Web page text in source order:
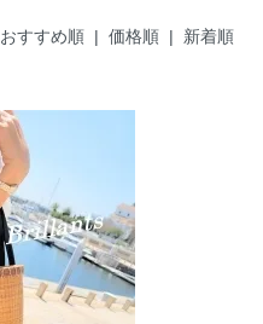
おすすめ順 | 価格順| 新着順